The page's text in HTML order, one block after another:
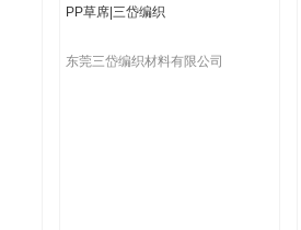
PP草席|三岱编织
东莞三岱编织材料有限公司